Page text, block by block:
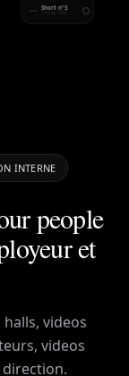
Short n°3
14 mai, 18:00
INTERNE
people
et
videos
videos